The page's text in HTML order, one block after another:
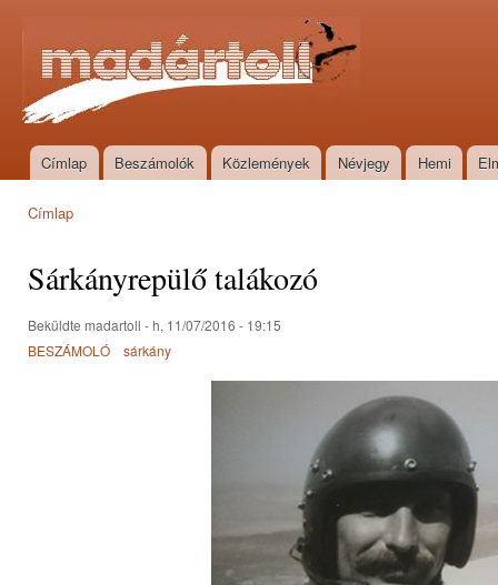
Madártoll
Főmenü
Címlap Beszámolók Közlemények Névjegy Hemi
Címlap
Sárkányrepülő talákozó
Beküldte madartoll - h, 11/07/2016 - 19:15
BESZÁMOLÓ
sárkány